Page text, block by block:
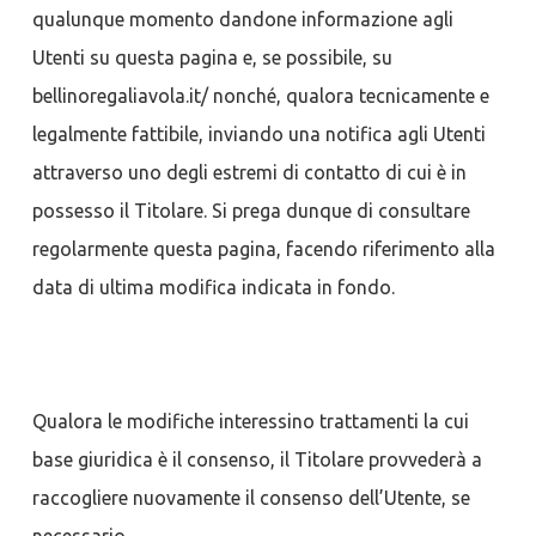
qualunque momento dandone informazione agli
Utenti su questa pagina e, se possibile, su
bellinoregaliavola.it/ nonché, qualora tecnicamente e
legalmente fattibile, inviando una notifica agli Utenti
attraverso uno degli estremi di contatto di cui è in
possesso il Titolare. Si prega dunque di consultare
regolarmente questa pagina, facendo riferimento alla
data di ultima modifica indicata in fondo.
Qualora le modifiche interessino trattamenti la cui
base giuridica è il consenso, il Titolare provvederà a
raccogliere nuovamente il consenso dell’Utente, se